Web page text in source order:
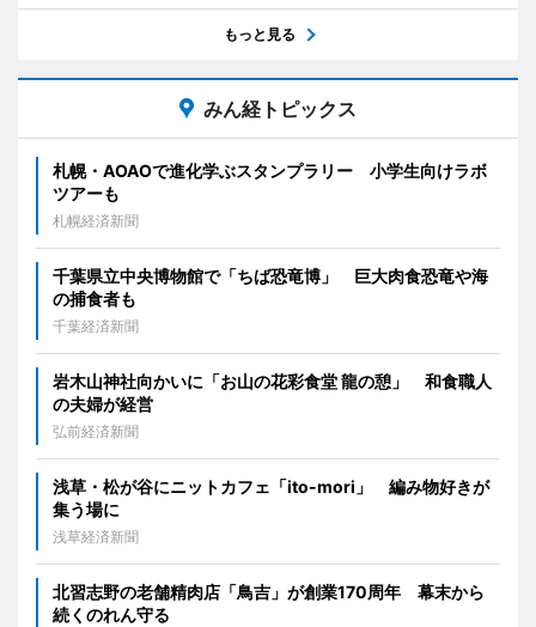
もっと見る
みん経トピックス
札幌・AOAOで進化学ぶスタンプラリー 小学生向けラボ
ツアーも
札幌経済新聞
千葉県立中央博物館で「ちば恐竜博」 巨大肉食恐竜や海
の捕食者も
千葉経済新聞
岩木山神社向かいに「お山の花彩食堂 龍の憩」 和食職人
の夫婦が経営
弘前経済新聞
浅草・松が谷にニットカフェ「ito-mori」 編み物好きが
集う場に
浅草経済新聞
北習志野の老舗精肉店「鳥吉」が創業170周年 幕末から
続くのれん守る